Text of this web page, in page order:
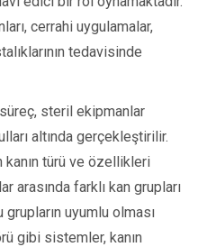
cerrahi uygulamalar,
tedavisinde
süreç, steril ekipmanlar
altında gerçekleştirilir.
kanın türü ve özellikleri
arasında farklı kan grupları
grupların uyumlu olması
gibi sistemler, kanın